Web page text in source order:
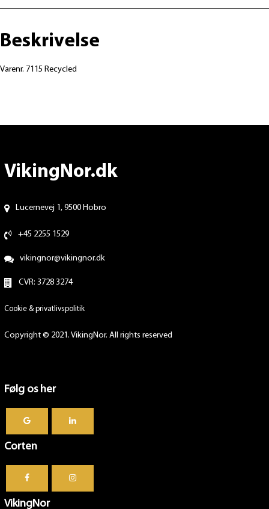
Beskrivelse
Varenr. 7115 Recycled
VikingNor.dk
Lucernevej 1, 9500 Hobro
+45 2255 1529
vikingnor@vikingnor.dk
CVR: 3728 3274
Cookie & privatlivspolitik
Copyright © 2021. VikingNor. All rights reserved
Følg os her
Corten
VikingNor